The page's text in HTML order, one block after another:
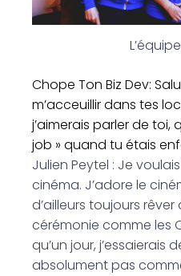
Chope Ton Biz Dev:
m’acceuillir dans tes
j’aimerais parler de toi,
job » quand tu étais
Julien Peytel : Je
cinéma. J’adore le
d’ailleurs toujours
cérémonie comme les
qu’un jour, j’essaierais
absolument pas